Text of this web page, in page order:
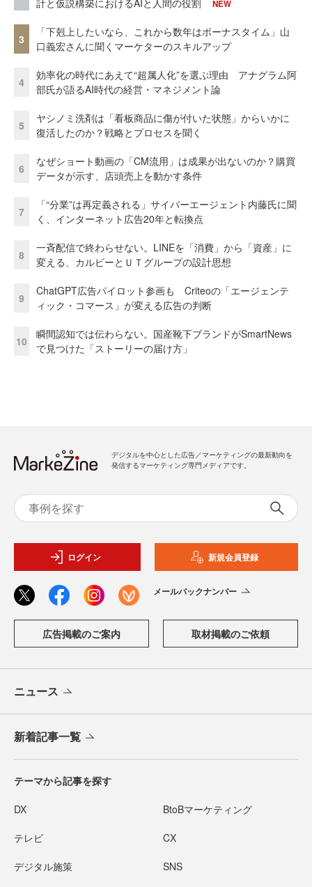
計と仮説構築におけるAIと人間の役割
NEW
3
「下剋上したいなら、これから数年はボーナスタイム」山
口義宏さんに聞くマーケターのスキルアップ
4
効率化の時代にあえて“超属人化”を選ぶ理由 アナグラム阿
部氏が語るAI時代の経営・マネジメント論
5
ヤシノミ洗剤は「看板商品に傷が付いた状態」からいかに
復活したのか？戦略とプロセスを聞く
6
なぜショート動画の「CM流用」は成果が出ないのか？購買
データが示す、店頭売上を動かす条件
7
「“分業”は再定義される」サイバーエージェント内藤氏に聞
く、インターネット広告20年と転換点
8
一斉配信で終わらせない。LINEを「消費」から「資産」に
変える、カルビーとＵＴグループの設計思想
9
ChatGPT広告パイロット参画も Criteoの「エージェンテ
ィック・コマース」が変える広告の判断
10
瞬間認知では伝わらない。国産靴下ブランドがSmartNews
で見つけた「ストーリーの届け方」
デジタルを中心とした広告／マーケティングの最新動向を
発信するマーケティング専門メディアです。
ログイン 新規会員登録
メールバックナンバー
広告掲載のご案内 取材掲載のご依頼
ニュース
新着記事一覧
テーマから記事を探す
DX BtoBマーケティング
テレビ CX
デジタル施策 SNS